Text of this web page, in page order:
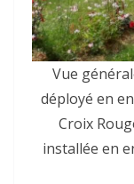
Vue
déployé en
Croix
installée en